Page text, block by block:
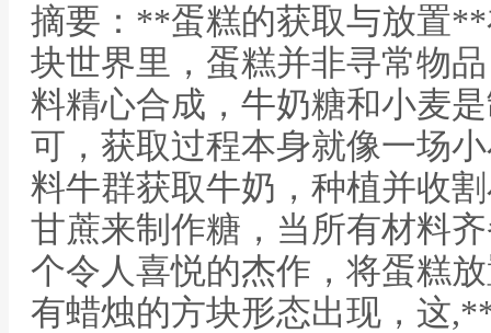
摘要：**蛋糕的获取与放置
块世界里，蛋糕并非寻常物
料精心合成，牛奶糖和小麦
可，获取过程本身就像一场
料牛群获取牛奶，种植并收
甘蔗来制作糖，当所有材料
个令人喜悦的杰作，将蛋糕
有蜡烛的方块形态出现，这